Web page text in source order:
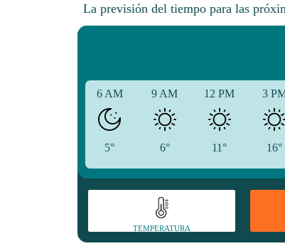
La previsión del tiempo para las
6 AM
5°
9 AM
6°
12 PM
11°
3
16°
TEMPERATURA